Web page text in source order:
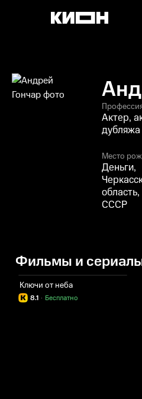
Актер,
дубляжа
Место
Деньги,
область,
СССР
Фильмы и
Ключи от неба
8.1 Бесплатно
·